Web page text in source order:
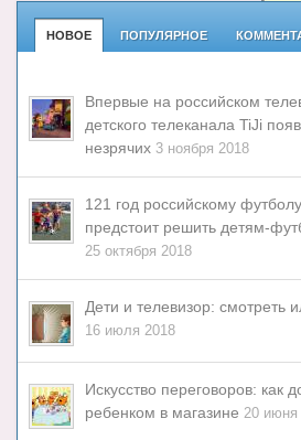
НОВОЕ ПОПУЛЯРНОЕ
Впервые на российском
детского телеканала TiJi
незрячих 3 ноября 2018
121 год российскому
предстоит решить детям-
25 октября 2018
Дети и телевизор: смотреть
16 июля 2018
Искусство переговоров: как
ребенком в магазине 20 июня